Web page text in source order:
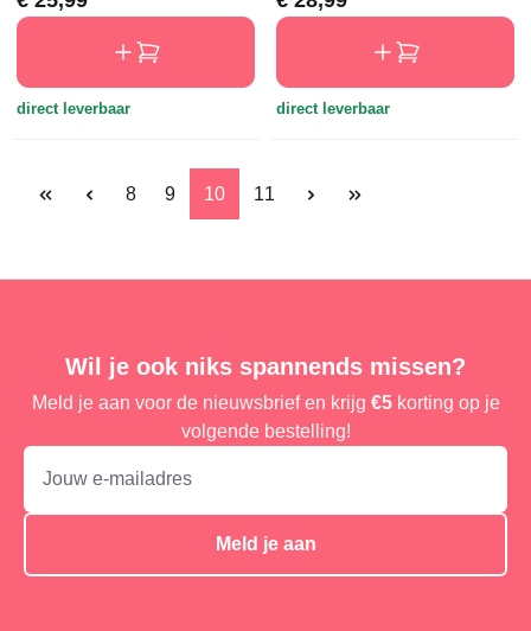
direct leverbaar direct leverbaar
Pagina
8 Pagina
9 Pagina
10 Pagina
11
Wil je ook niks spannends missen?
Meld je aan voor de nieuwsbrief en krijg €5korting op je
volgende bestelling!
Meld je aan